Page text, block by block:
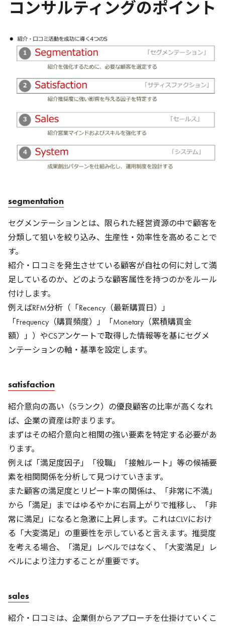
コンサルティングのポイント
segmentation
セグメンテーションとは、限られた経営資源の中で顧客を
分類して狙いを絞り込み、生産性・効率性を高めることで
す。
紹介・口コミを発生させている顧客が自社の何に対して満
足しているのか、どのような顧客属性を持つのかをルール
付けします。
例えばRFM分析（「Recency（最新購買日）」
「Frequency（購買頻度）」「Monetary（累積購買金
額）」）やCSアンケートで取得した情報等を基にセグメ
ンテーションの軸・基準を設定します。
satisfaction
紹介意向の高い（Sランク）の優良顧客の比率が高くなれ
ば、企業の資産は貯まります。
まずはその紹介意向と相関の強い要素を特定する必要があ
ります。
例えば「満足度因子」「役職」「接触ルート」等の候補要
素を相関関係を分析して見つけていきます。
また顧客の満足度とリピート率の関係は、「非常に不満」
から「満足」まではゆるやかに右肩上がりで推移し、「非
常に満足」になると急激に上昇します。これはCLVにおけ
る「大変満足」の重要性を示していると言えます。推奨度
を考える場合、「満足」レベルではなく、「大変満足」レ
ベルにより注力することが重要です。
sales
紹介・口コミは、企業側からアプローチを仕掛けていくこ